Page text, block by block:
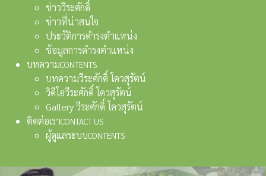
ข่าววีระศักดิ์
ข่าวที่น่าสนใจ
ประวัติการดำรงตำแหน่ง
ข้อมูลการดำรงตำแหน่ง
บทความCONTENTS
บทความวีระศักดิ์ โควสุรัตน์
วิดีโอวีระศักดิ์ โควสุรัตน์
Gallery วีระศักดิ์ โควสุรัตน์
ติดต่อเราCONTACT US
ผู้ดูแลระบบCONTENTS